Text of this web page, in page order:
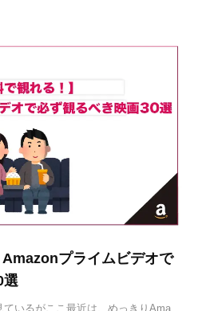
Amazonプライムビデオで
選
いるがここ最近は、めっきりAma